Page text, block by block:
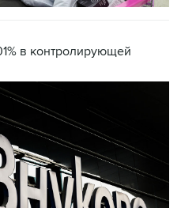
в контролирующей